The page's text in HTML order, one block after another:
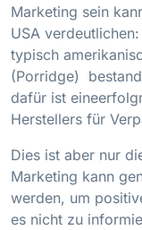
Marketing sein
USA
typisch
(Porridge)
dafür ist
Herstellers für
Dies ist aber nur
Marketing kann
werden, um
es nicht zu